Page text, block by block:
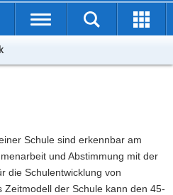
Suche
Schule sind erkennbar am
und Abstimmung mit der
die Schulentwicklung von
Zeitmodell der Schule kann den 45-